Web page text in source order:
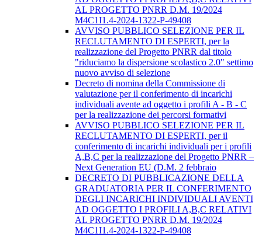
AL PROGETTO PNRR D.M. 19/2024
M4C1I1.4-2024-1322-P-49408
AVVISO PUBBLICO SELEZIONE PER IL
RECLUTAMENTO DI ESPERTI, per la
realizzazione del Progetto PNRR dal titolo
"riduciamo la dispersione scolastico 2.0" settimo
nuovo avviso di selezione
Decreto di nomina della Commissione di
valutazione per il conferimento di incarichi
individuali avente ad oggetto i profili A - B - C
per la realizzazione dei percorsi formativi
AVVISO PUBBLICO SELEZIONE PER IL
RECLUTAMENTO DI ESPERTI, per il
conferimento di incarichi individuali per i profili
A,B,C per la realizzazione del Progetto PNRR –
Next Generation EU (D.M. 2 febbraio
DECRETO DI PUBBLICAZIONE DELLA
GRADUATORIA PER IL CONFERIMENTO
DEGLI INCARICHI INDIVIDUALI AVENTI
AD OGGETTO I PROFILI A,B,C RELATIVI
AL PROGETTO PNRR D.M. 19/2024
M4C1I1.4-2024-1322-P-49408